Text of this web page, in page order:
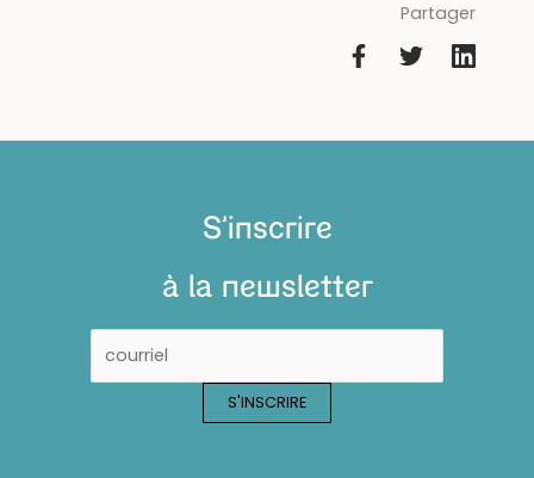
Partager
S'inscrire
à la newsletter